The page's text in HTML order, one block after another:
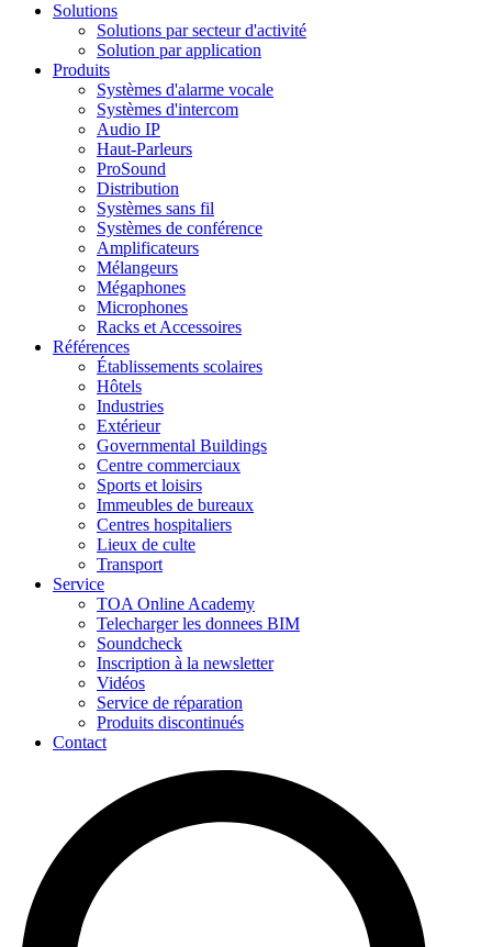
Solutions
Solutions par secteur d'activité
Solution par application
Produits
Systèmes d'alarme vocale
Systèmes d'intercom
Audio IP
Haut-Parleurs
ProSound
Distribution
Systèmes sans fil
Systèmes de conférence
Amplificateurs
Mélangeurs
Mégaphones
Microphones
Racks et Accessoires
Références
Établissements scolaires
Hôtels
Industries
Extérieur
Governmental Buildings
Centre commerciaux
Sports et loisirs
Immeubles de bureaux
Centres hospitaliers
Lieux de culte
Transport
Service
TOA Online Academy
Telecharger les donnees BIM
Soundcheck
Inscription à la newsletter
Vidéos
Service de réparation
Produits discontinués
Contact